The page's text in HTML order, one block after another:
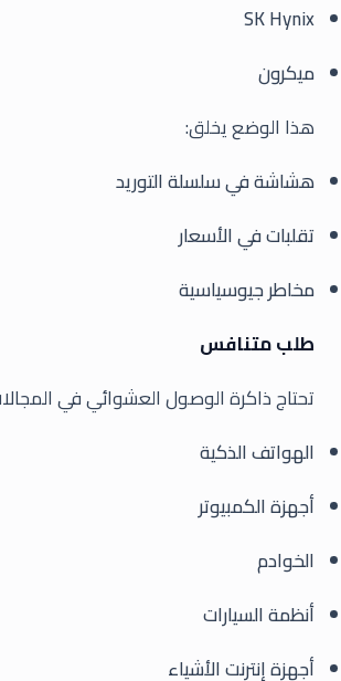
SK Hynix
ميكرون
هذا الوضع يخلق:
هشاشة في سلسلة التوريد
تقلبات في الأسعار
مخاطر جيوسياسية
طلب متنافس
تحتاج ذاكرة الوصول العشوائي في
الهواتف الذكية
أجهزة الكمبيوتر
الخوادم
أنظمة السيارات
أجهزة إنترنت الأشياء